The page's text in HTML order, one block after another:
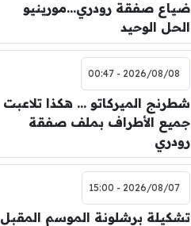
ضياع صفقة رودري…مورينيو
الحل الوحيد
2026/08/08 - 00:47
شطرنج الميركاتو … هكذا تلاعبت
جميع الأطراف بملف صفقة
رودري
2026/08/07 - 15:00
تشكيلة برشلونة الموسم المقبل